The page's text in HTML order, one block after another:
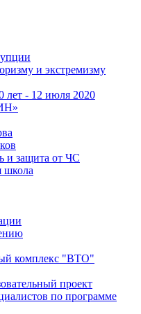
и экстремизму
- 12 июля 2020
и защита от ЧС
школа
комплекс "ВТО"
проект
по программе